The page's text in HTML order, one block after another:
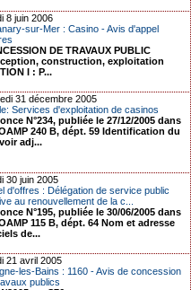
8 juin 2006
sur-Mer : Casino - Avis d'appel
DE TRAVAUX PUBLIC
construction, exploitation
I : P...
31 décembre 2005
Services d'exploitation de casinos
N°234, publiée le 27/12/2005 dans
240 B, dépt. 59 Identification du
adj...
30 juin 2005
d'offres : Délégation de service public
au renouvellement de la c...
N°195, publiée le 30/06/2005 dans
115 B, dépt. 64 Nom et adresse
de...
21 avril 2005
les-Bains : 1160 - Avis de concession
publics